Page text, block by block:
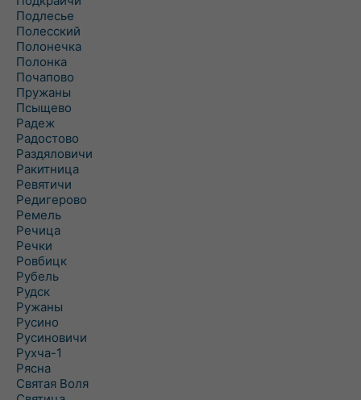
Подлесье
Полесский
Полонечка
Полонка
Почапово
Пружаны
Псыщево
Радеж
Радостово
Раздяловичи
Ракитница
Ревятичи
Редигерово
Ремель
Речица
Речки
Ровбицк
Рубель
Рудск
Ружаны
Русино
Русиновичи
Рухча-1
Рясна
Святая Воля